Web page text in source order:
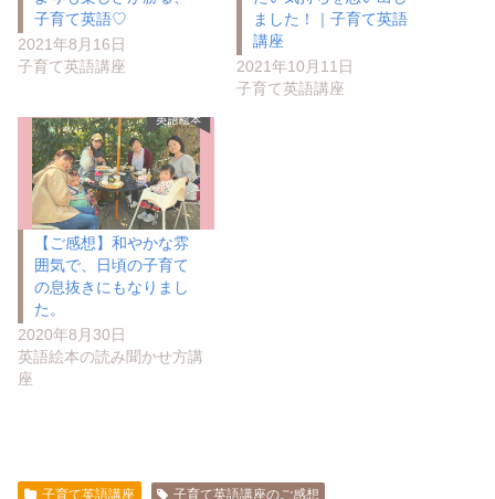
子育て英語♡
2021年8月16日
子育て英語講座
ました！｜子育て英語
講座
2021年10月11日
子育て英語講座
【ご感想】和やかな雰
囲気で、日頃の子育て
の息抜きにもなりまし
た。
2020年8月30日
英語絵本の読み聞かせ方講
座
子育て英語講座 子育て英語講座のご感想